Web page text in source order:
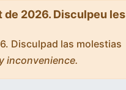
2026. Disculpeu les
Disculpad las molestias
inconvenience.